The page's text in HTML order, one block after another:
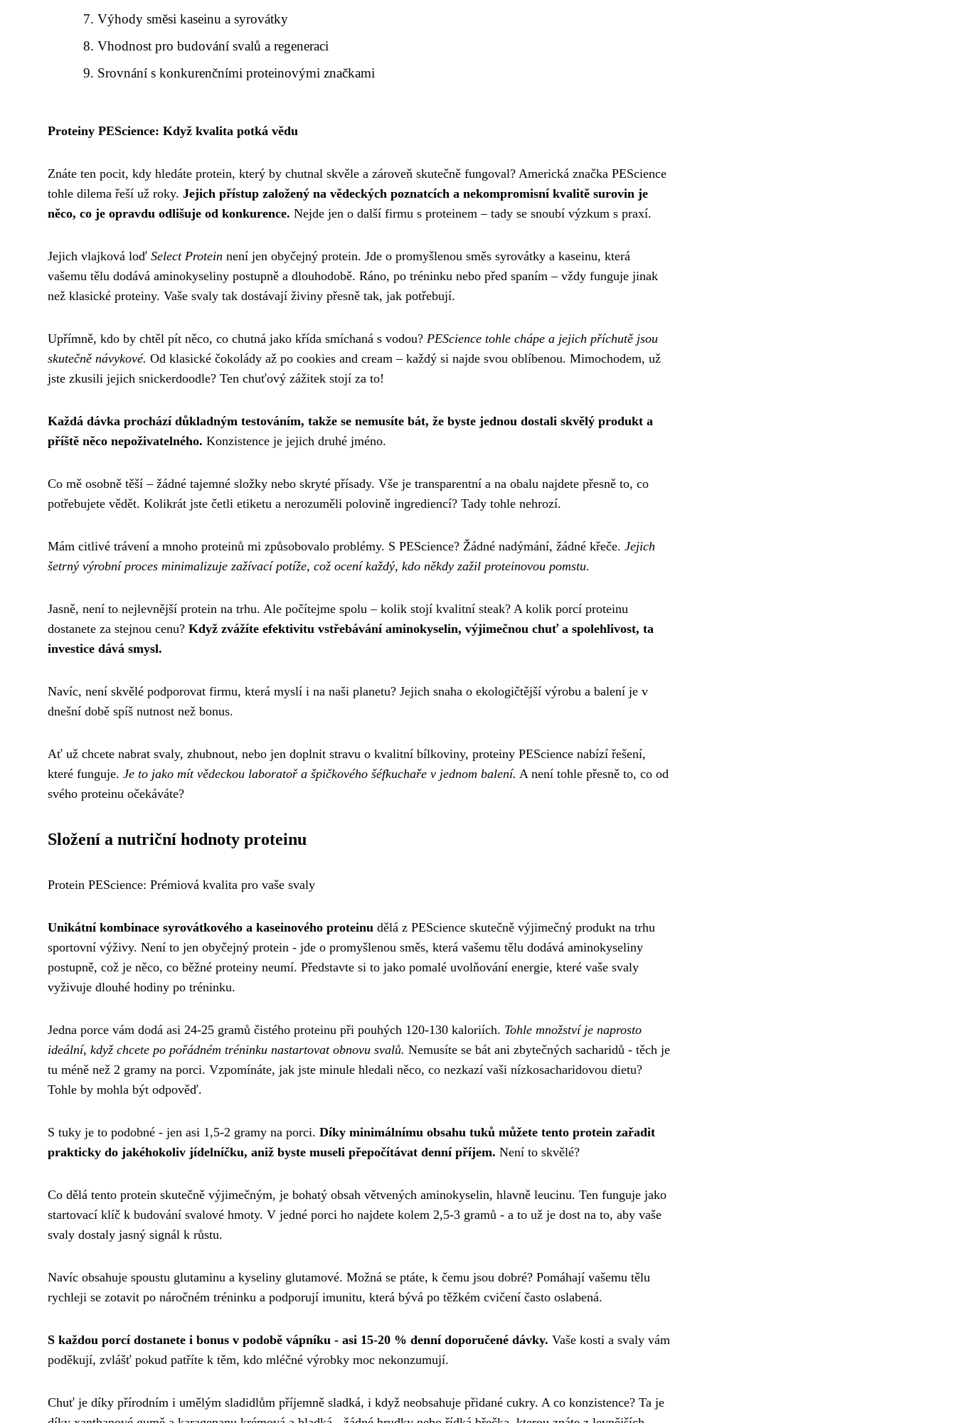
Výhody směsi kaseinu a syrovátky
Vhodnost pro budování svalů a regeneraci
Srovnání s konkurenčními proteinovými značkami
Proteiny PEScience: Když kvalita potká vědu
Znáte ten pocit, kdy hledáte protein, který by chutnal skvěle a zároveň skutečně fungoval? Americká značka PEScience
tohle dilema řeší už roky. Jejich přístup založený na vědeckých poznatcích a nekompromisní kvalitě surovin je
něco, co je opravdu odlišuje od konkurence. Nejde jen o další firmu s proteinem – tady se snoubí výzkum s praxí.
Jejich vlajková loď Select Protein není jen obyčejný protein. Jde o promyšlenou směs syrovátky a kaseinu, která
vašemu tělu dodává aminokyseliny postupně a dlouhodobě. Ráno, po tréninku nebo před spaním – vždy funguje jinak
než klasické proteiny. Vaše svaly tak dostávají živiny přesně tak, jak potřebují.
Upřímně, kdo by chtěl pít něco, co chutná jako křída smíchaná s vodou? PEScience tohle chápe a jejich příchutě jsou
skutečně návykové. Od klasické čokolády až po cookies and cream – každý si najde svou oblíbenou. Mimochodem, už
jste zkusili jejich snickerdoodle? Ten chuťový zážitek stojí za to!
Každá dávka prochází důkladným testováním, takže se nemusíte bát, že byste jednou dostali skvělý produkt a
příště něco nepoživatelného. Konzistence je jejich druhé jméno.
Co mě osobně těší – žádné tajemné složky nebo skryté přísady. Vše je transparentní a na obalu najdete přesně to, co
potřebujete vědět. Kolikrát jste četli etiketu a nerozuměli polovině ingrediencí? Tady tohle nehrozí.
Mám citlivé trávení a mnoho proteinů mi způsobovalo problémy. S PEScience? Žádné nadýmání, žádné křeče. Jejich
šetrný výrobní proces minimalizuje zažívací potíže, což ocení každý, kdo někdy zažil proteinovou pomstu.
Jasně, není to nejlevnější protein na trhu. Ale počítejme spolu – kolik stojí kvalitní steak? A kolik porcí proteinu
dostanete za stejnou cenu? Když zvážíte efektivitu vstřebávání aminokyselin, výjimečnou chuť a spolehlivost, ta
investice dává smysl.
Navíc, není skvělé podporovat firmu, která myslí i na naši planetu? Jejich snaha o ekologičtější výrobu a balení je v
dnešní době spíš nutnost než bonus.
Ať už chcete nabrat svaly, zhubnout, nebo jen doplnit stravu o kvalitní bílkoviny, proteiny PEScience nabízí řešení,
které funguje. Je to jako mít vědeckou laboratoř a špičkového šéfkuchaře v jednom balení. A není tohle přesně to, co od
svého proteinu očekáváte?
Složení a nutriční hodnoty proteinu
Protein PEScience: Prémiová kvalita pro vaše svaly
Unikátní kombinace syrovátkového a kaseinového proteinu dělá z PEScience skutečně výjimečný produkt na trhu
sportovní výživy. Není to jen obyčejný protein - jde o promyšlenou směs, která vašemu tělu dodává aminokyseliny
postupně, což je něco, co běžné proteiny neumí. Představte si to jako pomalé uvolňování energie, které vaše svaly
vyživuje dlouhé hodiny po tréninku.
Jedna porce vám dodá asi 24-25 gramů čistého proteinu při pouhých 120-130 kaloriích. Tohle množství je naprosto
ideální, když chcete po pořádném tréninku nastartovat obnovu svalů. Nemusíte se bát ani zbytečných sacharidů - těch je
tu méně než 2 gramy na porci. Vzpomínáte, jak jste minule hledali něco, co nezkazí vaši nízkosacharidovou dietu?
Tohle by mohla být odpověď.
S tuky je to podobné - jen asi 1,5-2 gramy na porci. Díky minimálnímu obsahu tuků můžete tento protein zařadit
prakticky do jakéhokoliv jídelníčku, aniž byste museli přepočítávat denní příjem. Není to skvělé?
Co dělá tento protein skutečně výjimečným, je bohatý obsah větvených aminokyselin, hlavně leucinu. Ten funguje jako
startovací klíč k budování svalové hmoty. V jedné porci ho najdete kolem 2,5-3 gramů - a to už je dost na to, aby vaše
svaly dostaly jasný signál k růstu.
Navíc obsahuje spoustu glutaminu a kyseliny glutamové. Možná se ptáte, k čemu jsou dobré? Pomáhají vašemu tělu
rychleji se zotavit po náročném tréninku a podporují imunitu, která bývá po těžkém cvičení často oslabená.
S každou porcí dostanete i bonus v podobě vápníku - asi 15-20 % denní doporučené dávky. Vaše kosti a svaly vám
poděkují, zvlášť pokud patříte k těm, kdo mléčné výrobky moc nekonzumují.
Chuť je díky přírodním i umělým sladidlům příjemně sladká, i když neobsahuje přidané cukry. A co konzistence? Ta je